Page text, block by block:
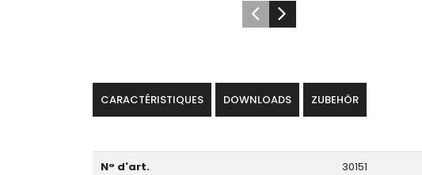
CARACTÉRISTIQUES DOWNLOADS ZUBEHÖR
N° d'art.
30151